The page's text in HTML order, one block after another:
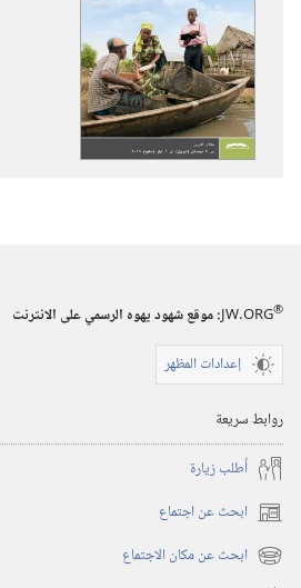
JW.ORG®
:‏ موقع شهود يهوه الرسمي على الانترنت
إعدادات المظهر
روابط سريعة
أُطلب زيارة
ابحث عن اجتماع (يفتح
نافذة
جديدة)
ابحث عن مكان الاجتماع (يفتح